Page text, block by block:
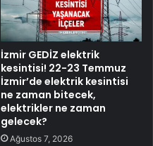
İzmir GEDİZ elektrik
kesintisi! 22-23 Temmuz
İzmir’de elektrik kesintisi
ne zaman bitecek,
elektrikler ne zaman
gelecek?
Ağustos 7, 2026